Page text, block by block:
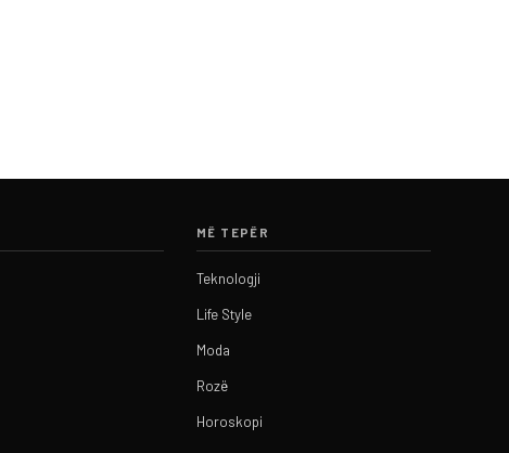
MË TEPËR
Teknologji
Life Style
Moda
Rozë
Horoskopi